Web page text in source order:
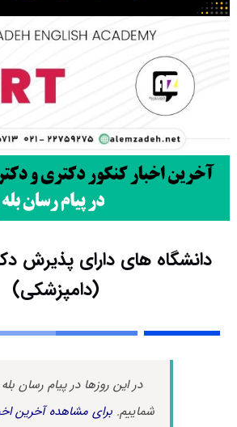
دانشگاه های دارای پذیرش
(دامپزشکی)
در این روزها در پیام رسان
شماییم.برای مشاهده آخرین